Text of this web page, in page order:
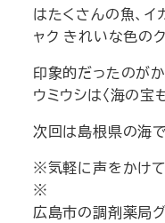
はたくさんの魚、イ
ャク きれいな色の
印象的だったのが
ウミウシは〈海の宝
次回は島根県の海
※気軽に声をかけ
※
広島市の調剤薬局